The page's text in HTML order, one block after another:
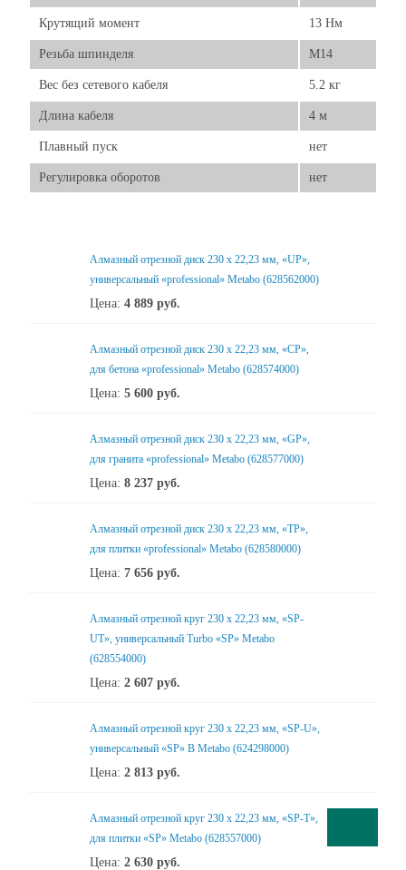
Крутящий момент 13 Нм
Резьба шпинделя М14
Вес без сетевого кабеля 5.2 кг
Длина кабеля 4 м
Плавный пуск нет
Регулировка оборотов нет
Алмазный отрезной диск 230 x 22,23 мм, «UP»,
универсальный «professional» Metabo (628562000)
Цена: 4 889 руб.
Алмазный отрезной диск 230 x 22,23 мм, «CP»,
для бетона «professional» Metabo (628574000)
Цена: 5 600 руб.
Алмазный отрезной диск 230 x 22,23 мм, «GP»,
для гранита «professional» Metabo (628577000)
Цена: 8 237 руб.
Алмазный отрезной диск 230 x 22,23 мм, «TP»,
для плитки «professional» Metabo (628580000)
Цена: 7 656 руб.
Алмазный отрезной круг 230 x 22,23 мм, «SP-
UT», универсальный Turbo «SP» Metabo
(628554000)
Цена: 2 607 руб.
Алмазный отрезной круг 230 x 22,23 мм, «SP-U»,
универсальный «SP» B Metabo (624298000)
Цена: 2 813 руб.
Алмазный отрезной круг 230 x 22,23 мм, «SP-T»,
для плитки «SP» Metabo (628557000)
Цена: 2 630 руб.